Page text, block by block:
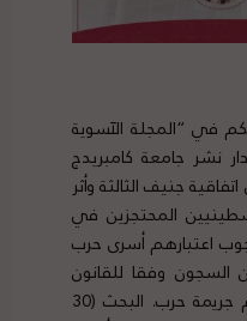
في “المجلة الآسوية
نشر جامعة كامبريدج
جنيف الثالثة وأثر
المحتجزين في
اعتبارهم أسرى حرب
السجون وفقا للقانون
الدولي واعتبار استمرار احتجازهم جريمة حرب. البحث (30